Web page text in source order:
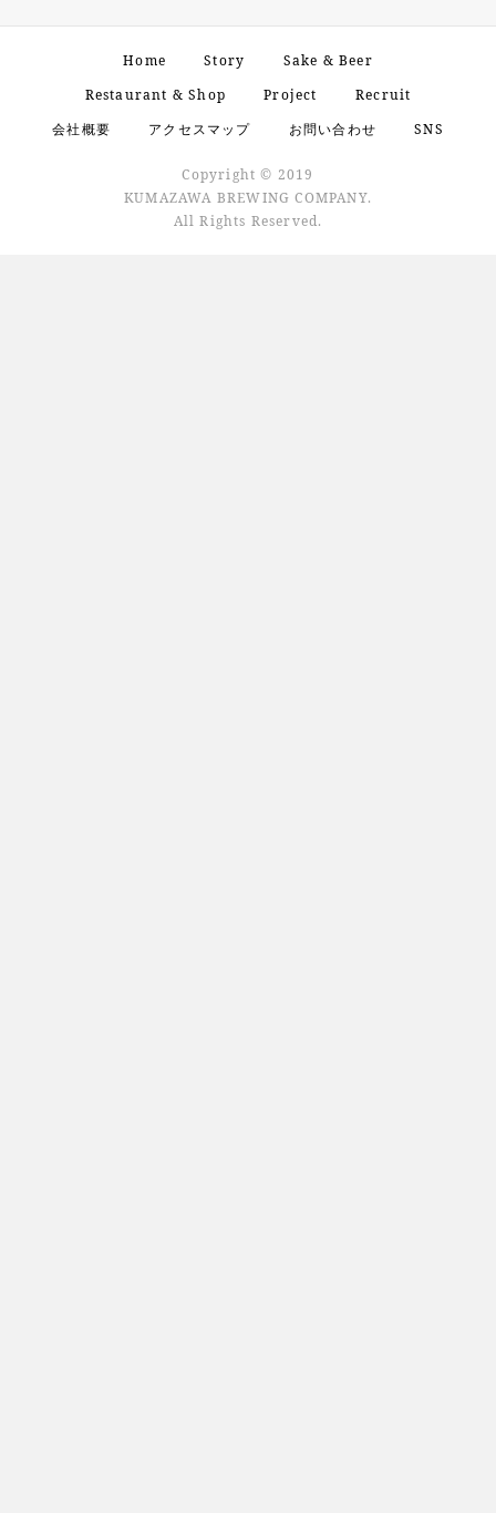
Home Story
Sake & Beer
Restaurant & Shop
Project
Recruit
会社概要
アクセスマップ お問い合わせ SNS
Copyright © 2019
KUMAZAWA BREWING COMPANY.
All Rights Reserved.